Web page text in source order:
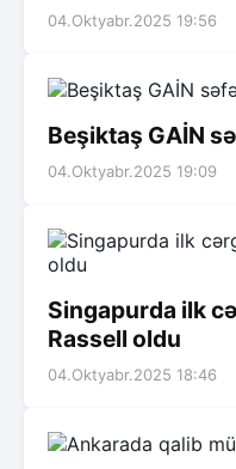
04.Oktyabr.2025 19:56
Beşiktaş GAİN
04.Oktyabr.2025 19:09
Singapurda ilk
Rassell oldu
04.Oktyabr.2025 18:46